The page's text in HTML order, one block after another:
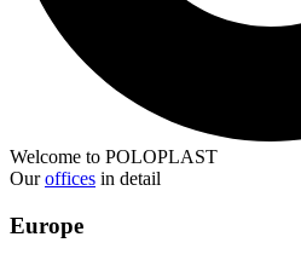
Welcome to POLOPLAST
Ouroffices in detail
Europe